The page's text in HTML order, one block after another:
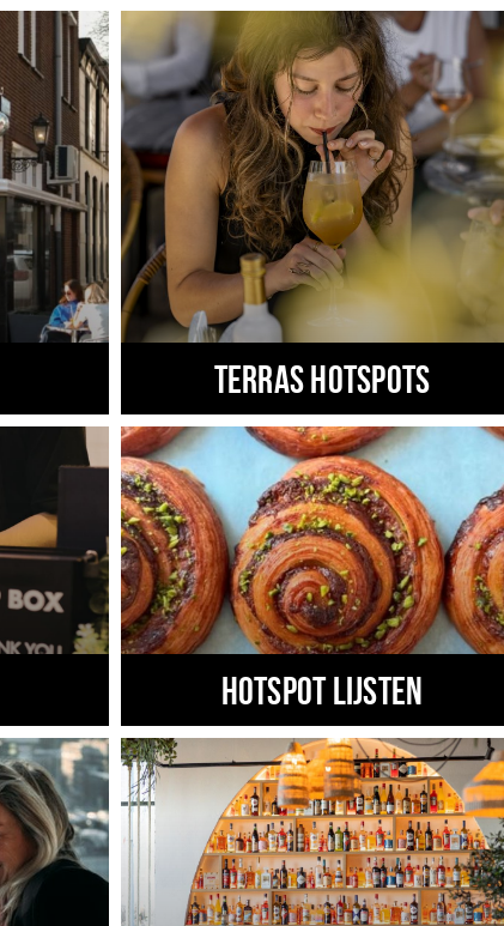
Terras hotspots
Hotspot lijsten